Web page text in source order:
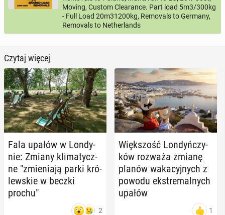
Moving, Custom Clearance. Part load 5m3/300kg
- Full Load 20m31200kg, Removals to Germany,
Removals to Netherlands
Czytaj więcej
Fala upałów w Lon­dy­
nie: Zmiany kli­ma­tycz­
ne "zmie­nia­ją parki kró­
lew­skie w beczki
prochu"
2
Więk­szość Lon­dyń­czy­
ków rozważa zmianę
planów wa­ka­cyj­nych z
powodu eks­tre­mal­nych
upałów
1